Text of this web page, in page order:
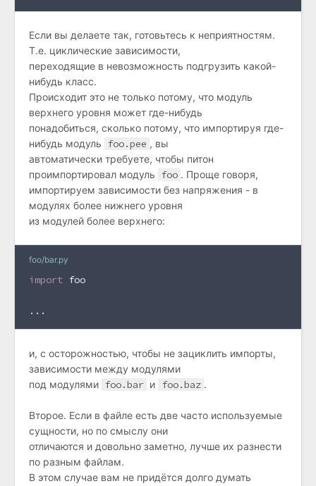
Если вы делаете так, готовьтесь к неприятностям.
Т.е. циклические зависимости,
переходящие в невозможность подгрузить какой-
нибудь класс.
Происходит это не только потому, что модуль
верхнего уровня может где-нибудь
понадобиться, сколько потому, что импортируя где-
нибудь модуль
foo.pee , вы
автоматически требуете, чтобы питон
проимпортировал модуль
foo . Проще говоря,
импортируем зависимости без напряжения - в
модулях более нижнего уровня
из модулей более верхнего:
foo/bar.py
import foo
...
и, с осторожностью, чтобы не зациклить импорты,
зависимости между модулями
под модулями foo.bar и foo.baz .
Второе. Если в файле есть две часто используемые
сущности, но по смыслу они
отличаются и довольно заметно, лучше их разнести
по разным файлам.
В этом случае вам не придётся долго думать